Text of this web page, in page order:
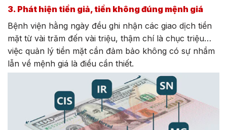
3. Phát hiện tiền giả, tiền không đúng mệnh giá
Bệnh viện hằng ngày đều ghi nhận các giao dịch tiền
mặt từ vài trăm đến vài triệu, thậm chí là chục triệu…
việc quản lý tiền mặt cần đảm bảo không có sự nhầm
lẫn về mệnh giá là điều cần thiết.